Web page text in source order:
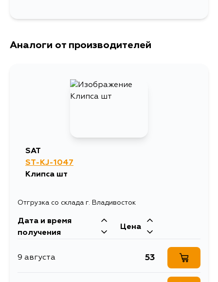
Аналоги от производителей
SAT
ST-KJ-1047
Клипса шт
Отгрузка со склада г. Владивосток
Дата и время
получения
Цена
9 августа 53